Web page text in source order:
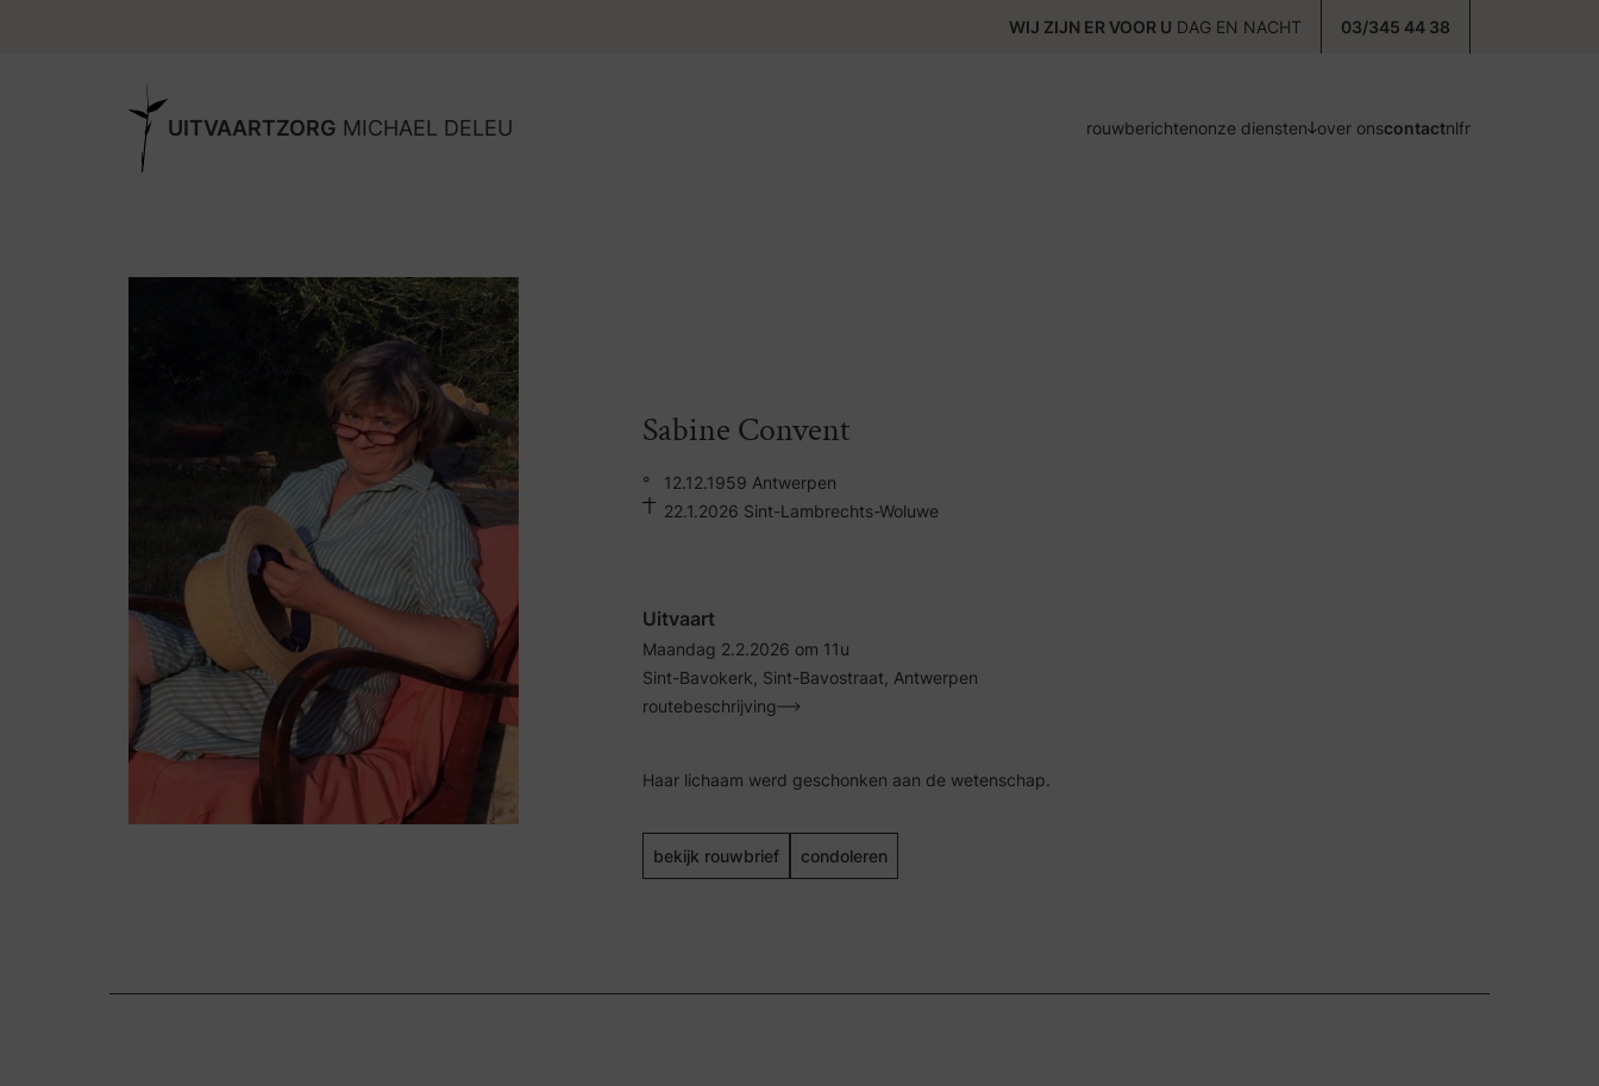
WIJ ZIJN ER VOOR U DAG EN NACHT 03/345 44 38
UITVAARTZORG MICHAEL DELEU rouwberichtenonze diensten over onscontactnlfr
Sabine Convent
°
12.12.1959 Antwerpen
22.1.2026 Sint-Lambrechts-Woluwe
Uitvaart
Maandag 2.2.2026 om 11u
Sint-Bavokerk, Sint-Bavostraat, Antwerpen
routebeschrijving
Haar lichaam werd geschonken aan de wetenschap.
bekijk rouwbrief
condoleren